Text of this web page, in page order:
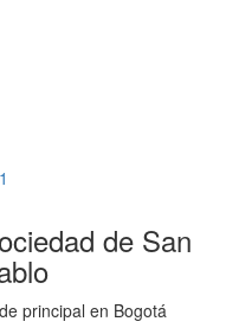
de San
principal en Bogotá